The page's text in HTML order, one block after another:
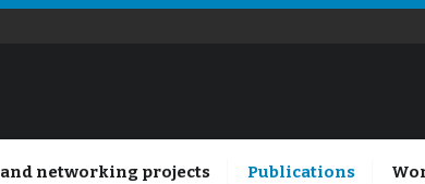
and networking projects Publications